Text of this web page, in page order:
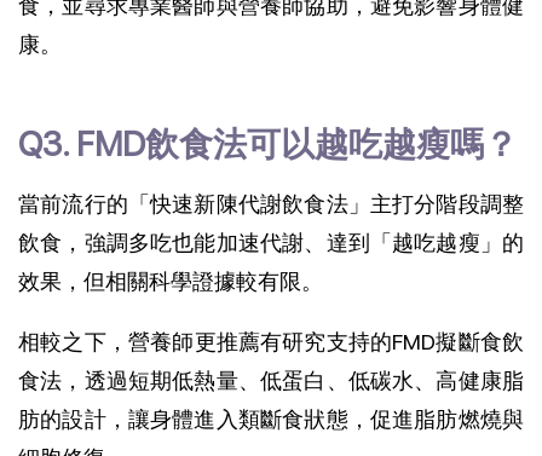
食，並尋求專業醫師與營養師協助，避免影響身體健
康。
Q3. FMD飲食法可以越吃越瘦嗎？
當前流行的「快速新陳代謝飲食法」主打分階段調整
飲食，強調多吃也能加速代謝、達到「越吃越瘦」的
效果，但相關科學證據較有限。
相較之下，營養師更推薦有研究支持的FMD擬斷食飲
食法，透過短期低熱量、低蛋白、低碳水、高健康脂
肪的設計，讓身體進入類斷食狀態，促進脂肪燃燒與